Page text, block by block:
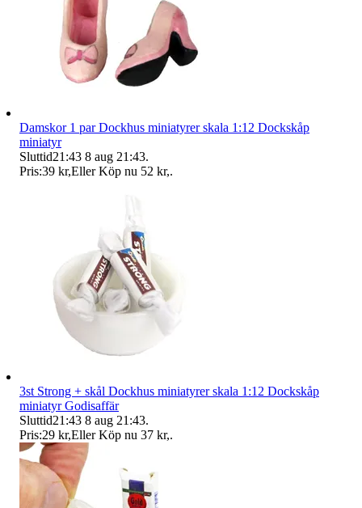
Damskor 1 par Dockhus miniatyrer skala 1:12 Dockskåp
miniatyr
Sluttid21:43 8 aug 21:43.
Pris:39 kr,Eller Köp nu 52 kr,.
3st Strong + skål Dockhus miniatyrer skala 1:12 Dockskåp
miniatyr Godisaffär
Sluttid21:43 8 aug 21:43.
Pris:29 kr,Eller Köp nu 37 kr,.